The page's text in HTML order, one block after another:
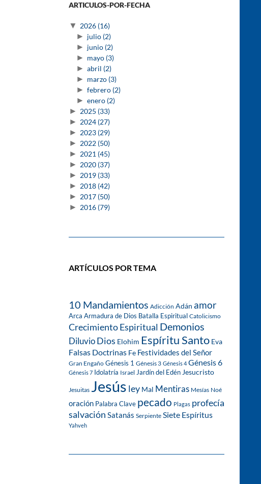
ARTICULOS-POR-FECHA
▼ 2026 (16)
► julio (2)
► junio (2)
► mayo (3)
► abril (2)
► marzo (3)
► febrero (2)
► enero (2)
► 2025 (33)
► 2024 (27)
► 2023 (29)
► 2022 (50)
► 2021 (45)
► 2020 (37)
► 2019 (33)
► 2018 (42)
► 2017 (50)
► 2016 (79)
ARTÍCULOS POR TEMA
10 Mandamientos Adicción Adán amor
Arca Armadura de Dios Batalla Espiritual Catolicismo
Crecimiento Espiritual Demonios
DiluvioDios Elohim Espíritu Santo Eva
Falsas Doctrinas Fe Festividades del Señor
Gran Engaño Génesis 1 Génesis 3 Génesis 4 Génesis 6
Génesis 7 Idolatría Israel Jardín del Edén Jesucristo
Jesuitas Jesús ley Mal Mentiras Mesías Noé
oración Palabra Clave pecado Plagas profecía
salvación Satanás Serpiente Siete Espíritus
Yahveh